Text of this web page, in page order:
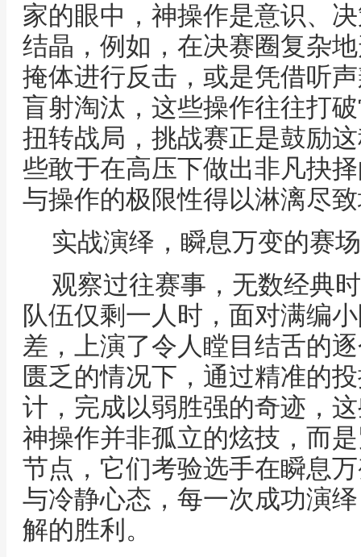
家的眼中，神操作是意识、
结晶，例如，在决赛圈复杂
掩体进行反击，或是凭借听
盲射淘汰，这些操作往往打
扭转战局，挑战赛正是鼓励
些敢于在高压下做出非凡抉
与操作的极限性得以淋漓尽
实战演绎，瞬息万变的赛
观察过往赛事，无数经典
队伍仅剩一人时，面对满编
差，上演了令人瞠目结舌的
匮乏的情况下，通过精准的
计，完成以弱胜强的奇迹，
神操作并非孤立的炫技，而
节点，它们考验选手在瞬息
与冷静心态，每一次成功演
解的胜利。